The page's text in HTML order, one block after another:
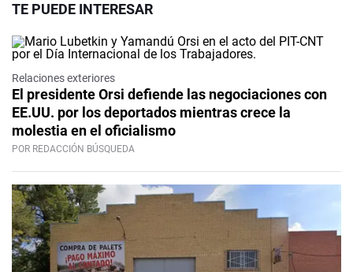
TE PUEDE INTERESAR
Relaciones exteriores
El presidente Orsi defiende las negociaciones con
EE.UU. por los deportados mientras crece la
molestia en el oficialismo
POR REDACCIÓN BÚSQUEDA